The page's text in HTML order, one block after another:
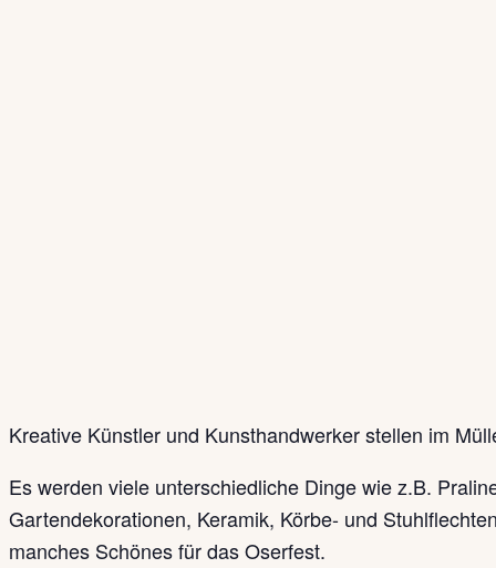
Kreative Künstler und Kunsthandwerker stellen im
Es werden viele unterschiedliche Dinge wie z.B.
Gartendekorationen, Keramik, Körbe- und
manches Schönes für das Oserfest.